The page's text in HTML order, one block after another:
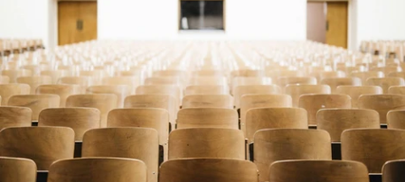
fecho do estreito de Ormuz, os preços dos
combustíveis desceram durante o cessar-fogo
entre Washington e Teerão.
No entanto, com o retomar do conflito, as últimas
semanas têm sido marcadas por uma subida
acentuada, tendência que deverá ser revertida na